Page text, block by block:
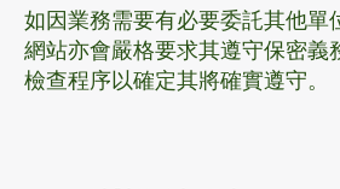
如因業務需要有必要委託其他單
網站亦會嚴格要求其遵守保密義
檢查程序以確定其將確實遵守。